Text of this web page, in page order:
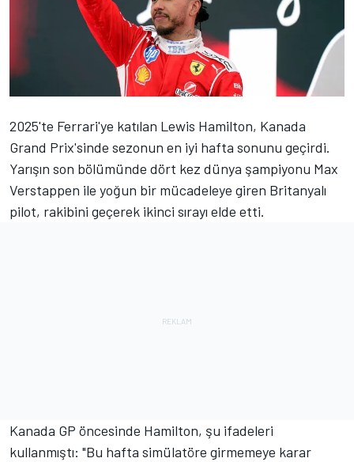
2025'te Ferrari'ye katılan Lewis Hamilton, Kanada
Grand Prix'sinde sezonun en iyi hafta sonunu geçirdi.
Yarışın son bölümünde dört kez dünya şampiyonu Max
Verstappen ile yoğun bir mücadeleye giren Britanyalı
pilot, rakibini geçerek ikinci sırayı elde etti.
Kanada GP öncesinde Hamilton, şu ifadeleri
kullanmıştı: "Bu hafta simülatöre girmemeye karar